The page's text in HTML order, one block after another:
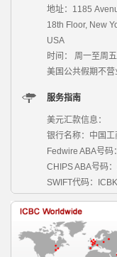
地址：1185
18th Floor, New
USA
时间： 周一至周
美国公共假期不营
服务指南
美元汇款信息：
银行名称：中国
Fedwire ABA号
CHIPS ABA号码
SWIFT代码：